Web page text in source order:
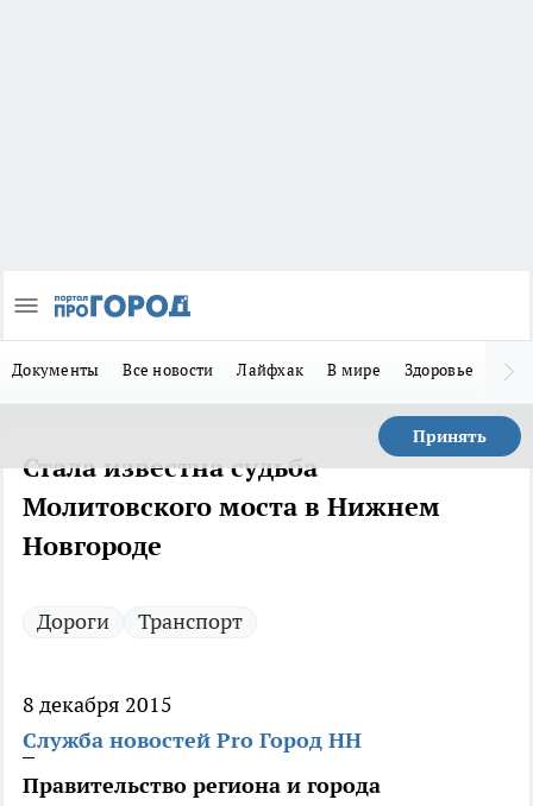
Документы Все новости Лайфхак В мире Здоровье
Принять
Стала известна судьба
Молитовского моста в Нижнем
Новгороде
Дороги Транспорт
8 декабря 2015
Служба новостей Pro Город НН
Правительство региона и города